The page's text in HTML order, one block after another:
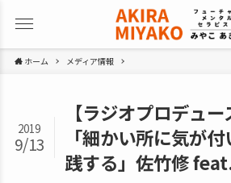
ホーム メディア情報
【ラジオプロデュ
「細かい所に気が
践する」佐竹修
2019
9/13